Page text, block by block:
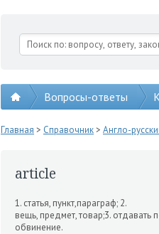
Вопросы-ответы
Главная > Справочник> Англо-
article
1. статья, пункт,параграф; 2.
вещь, предмет, товар;3. отдавать
обвинение.